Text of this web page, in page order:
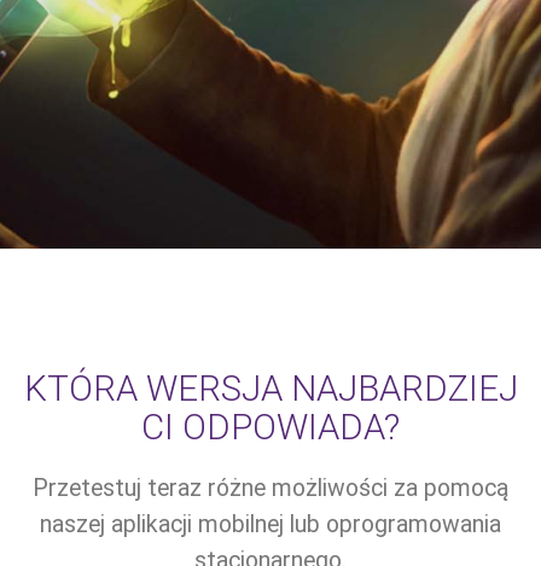
KTÓRA WERSJA NAJBARDZIEJ
CI ODPOWIADA?
Przetestuj teraz różne możliwości za pomocą
naszej aplikacji mobilnej lub oprogramowania